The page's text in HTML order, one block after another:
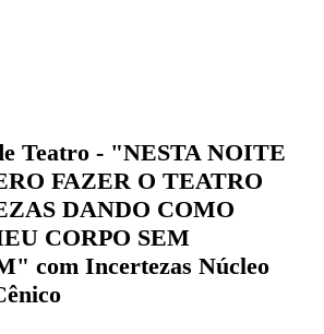
Teatro - "NESTA NOITE
FAZER O TEATRO
DANDO COMO
CORPO SEM
com Incertezas Núcleo